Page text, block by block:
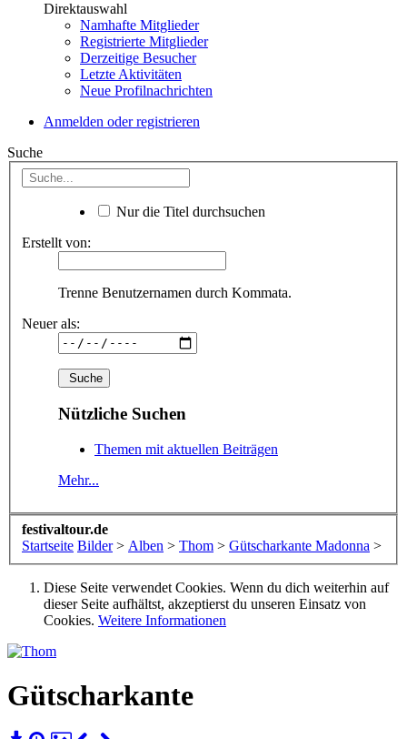
Direktauswahl
Namhafte Mitglieder
Registrierte Mitglieder
Derzeitige Besucher
Letzte Aktivitäten
Neue Profilnachrichten
Anmelden oder registrieren
Suche
Nur die Titel durchsuchen
Erstellt von:
Trenne Benutzernamen durch Kommata.
Neuer als:
Nützliche Suchen
Themen mit aktuellen Beiträgen
Mehr...
festivaltour.de
Startseite Bilder > Alben > Thom > Gütscharkante Madonna >
Diese Seite verwendet Cookies. Wenn du dich weiterhin auf
dieser Seite aufhältst, akzeptierst du unseren Einsatz von
Cookies. Weitere Informationen
Gütscharkante